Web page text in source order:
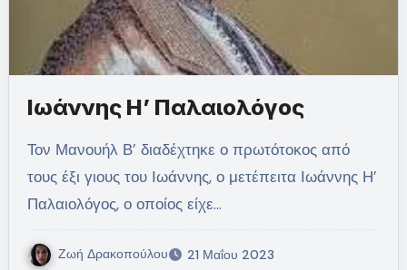
Ιωάννης Η’ Παλαιολόγος
Τον Μανουήλ Β’ διαδέχτηκε ο πρωτότοκος από
τους έξι γιους του Ιωάννης, ο μετέπειτα Ιωάννης Η’
Παλαιολόγος, ο οποίος είχε…
Ζωή Δρακοπούλου 21 Μαΐου 2023